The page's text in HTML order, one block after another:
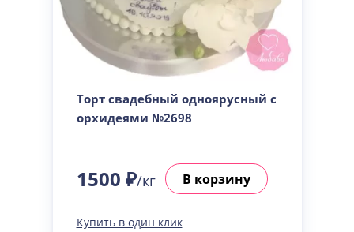
Торт свадебный одноярусный с
орхидеями №2698
1500 ₽/кг В корзину
Купить в один клик